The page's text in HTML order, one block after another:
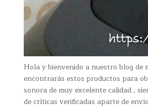
Hola y bienvenido a nuestro blog de
encontrarás estos productos para
sonora de muy excelente calidad ,
de críticas verificadas aparte de